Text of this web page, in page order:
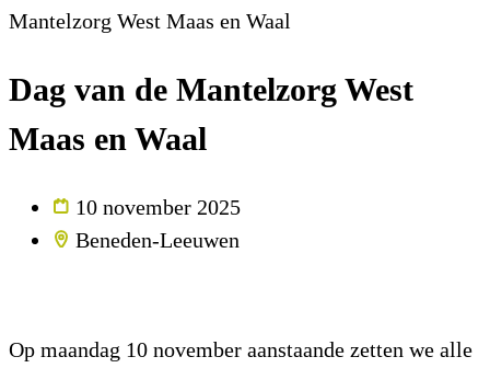
Mantelzorg West Maas en Waal
Dag van de Mantelzorg West
Maas en Waal
10 november 2025
Beneden-Leeuwen
Op maandag 10 november aanstaande zetten we alle